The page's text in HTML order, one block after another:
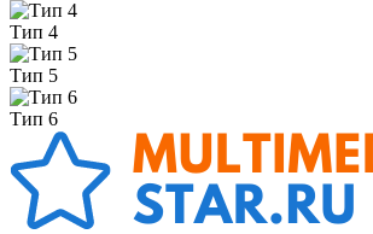
Тип 4
Тип 5
Тип 6